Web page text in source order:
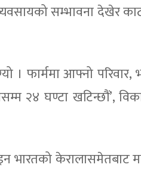
सम्भावना देखेर
। फार्ममा आफ्नो परिवार,
२४ घण्टा खटिन्छौं’,
भारतको